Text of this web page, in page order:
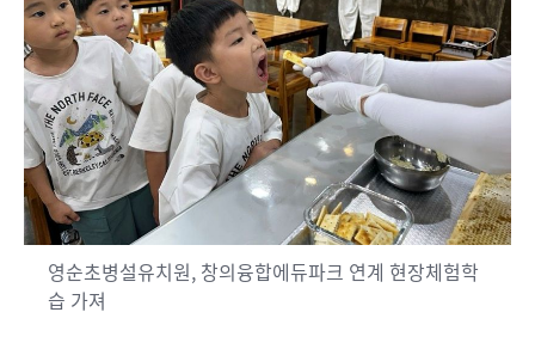
영순초병설유치원, 창의융합에듀파크 연계 현장체험학
습 가져